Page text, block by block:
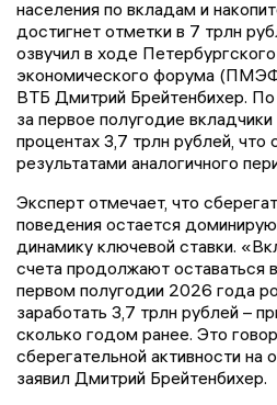
населения по вкладам и
достигнет отметки в 7 трлн
озвучил в ходе
экономического форума
ВТБ Дмитрий Брейтенбихер. По
за первое полугодие
процентах 3,7 трлн рублей, что
результатами аналогичного
Эксперт отмечает, что
поведения остается
динамику ключевой ставки.
счета продолжают оставаться
первом полугодии 2026 года
заработать 3,7 трлн рублей –
сколько годом ранее. Это
сберегательной активности на
заявил Дмитрий Брейтенбихер.